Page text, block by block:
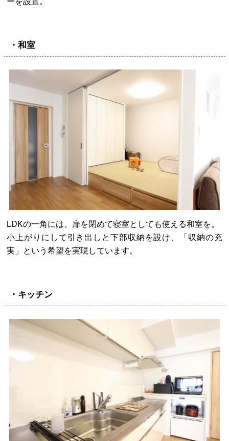
・和室
LDKの一角には、扉を閉めて寝室としても使える和室を。
小上がりにして引き出しと下部収納を設け、「収納の充
実」という希望を実現しています。
・キッチン